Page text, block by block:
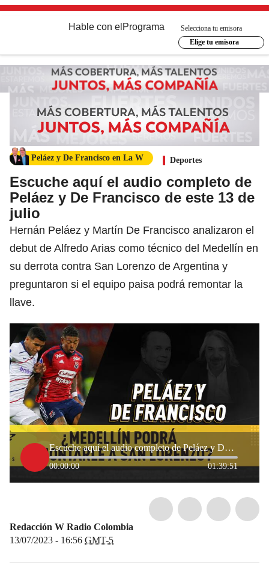
Hable con el Programa
Selecciona tu emisora
Elige tu emisora
Peláez y De Francisco en La W Deportes
Escuche aquí el audio completo de
Peláez y De Francisco de este 13 de
julio
Hernán Peláez y Martín De Francisco analizaron el
debut de Alfredo Arias como técnico del Medellín en
su derrota contra San Lorenzo de Argentina y
preguntaron si el equipo paisa podrá remontar la
llave.
Escuche aquí el audio completo de Peláez y De Francisco de este 13 de julio
00:00:00 01:39:51
Redacción W Radio Colombia
13/07/2023 - 16:56 GMT-5